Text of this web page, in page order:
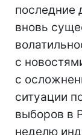
последние
вновь
с
с
ситуации
выборов в
неделю